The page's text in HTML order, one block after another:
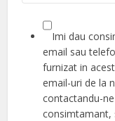
Imi dau
email sau
furnizat in
email-uri de la
contactandu-
consimtamant,